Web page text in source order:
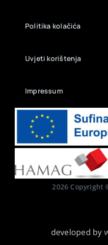
Politika kolačića
Uvjeti korištenja
Impressum
2026 Copyright
developed by